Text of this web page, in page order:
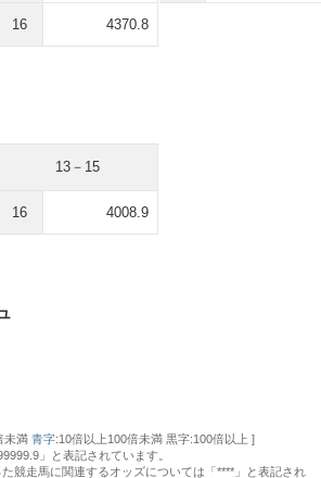
16 4370.8
13－15
16 4008.9
未満 青字:10倍以上100倍未満 黒字:100倍以上 ]
」と表記されています。
競走馬に関連するオッズについては「****」と表記され